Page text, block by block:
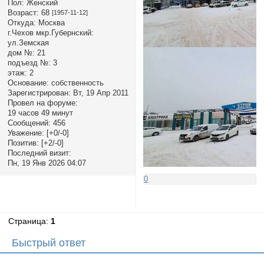
Пол: Женский
Возраст: 68 [1957-11-12]
Откуда: Москва
г.Чехов мкр.Губернский:
ул.Земская
дом №: 21
подъезд №: 3
этаж: 2
Основание: собственность
Зарегистрирован: Вт, 19 Апр 2011
Провел на форуме:
19 часов 49 минут
Сообщений: 456
Уважение: [+0/-0]
Позитив: [+2/-0]
Последний визит:
Пн, 19 Янв 2026 04:07
0
Страница: 1
Быстрый ответ